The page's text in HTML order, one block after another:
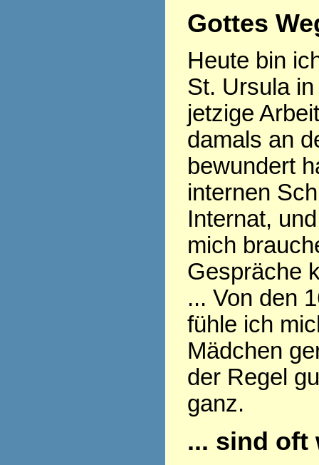
Gottes
Heute bin
St. Ursula
jetzige
damals an
bewundert
internen
Internat,
mich
Gespräche
... Von den
fühle ich
Mädchen
der Regel
ganz.
... sind oft